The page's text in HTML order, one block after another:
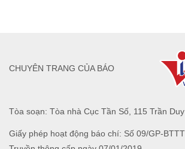
Tòa soạn: Tòa nhà Cục Tần Số, 115 Trần
Giấy phép hoạt động báo chí: Số 09/GP-
CHUYÊN TRANG CỦA BÁO